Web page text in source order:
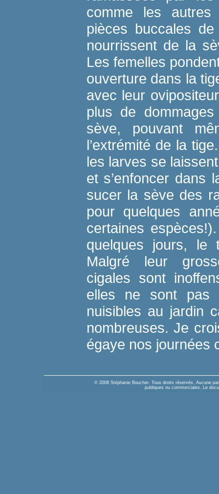
comme les autres
pièces buccales
nourrissent de la
Les femelles
ouverture dans la
avec leur
plus de
sève, pouvant
l’extrémité de la
les larves se
et s’enfoncer dans
sucer la sève des
pour quelques
certaines
quelques jours, le
Malgré leur
cigales sont
elles ne sont pas
nuisibles au jardin
nombreuses. Je
égaye nos journées
© 2008 Stéphanie Boucher. Tous droits réservés. Aucune
publiques ou commerciales. Le